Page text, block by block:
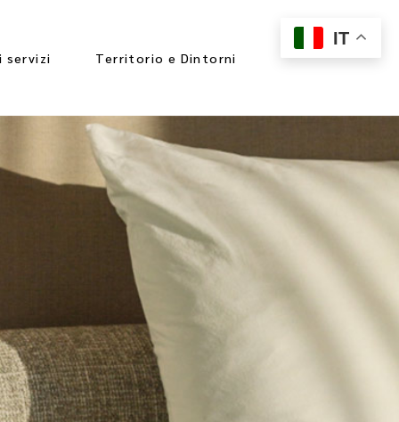
servizi Territorio e Dintorni
IT